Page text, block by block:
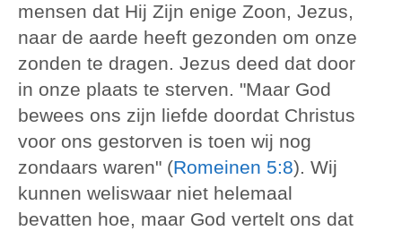
mensen dat Hij Zijn enige Zoon, Jezus,
naar de aarde heeft gezonden om onze
zonden te dragen. Jezus deed dat door
in onze plaats te sterven. "Maar God
bewees ons zijn liefde doordat Christus
voor ons gestorven is toen wij nog
zondaars waren" (Romeinen 5:8). Wij
kunnen weliswaar niet helemaal
bevatten hoe, maar God vertelt ons dat